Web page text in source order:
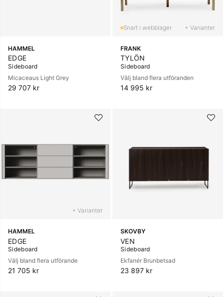
HAMMEL
EDGE
Sideboard
Micaceaus Light Grey
29 707 kr
+ Varianter
FRANK
TYLÖN
Sideboard
Välj bland flera utföranden
14 995 kr
+ Varianter
HAMMEL
EDGE
Sideboard
Välj bland flera utförande
21 705 kr
SKOVBY
VEN
Sideboard
Ekfanér Brunbetsad
23 897 kr